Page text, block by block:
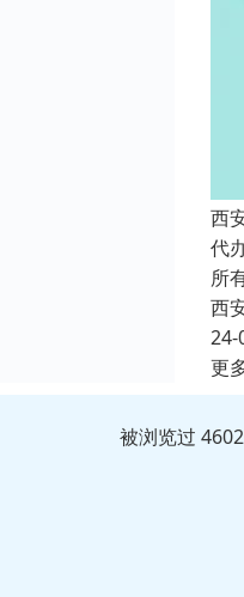
西
代
所
西
24-
更
被浏览过